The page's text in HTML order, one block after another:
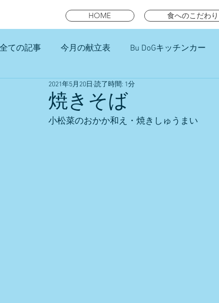
HOME 食へのこだわり
全ての記事 今月の献立表 Bu DoGキッチンカー
未就園児スマイルキッズランチ
焼きそば
2021年5月20日 読了時間: 1分
小松菜のおかか和え・焼きしゅうまい